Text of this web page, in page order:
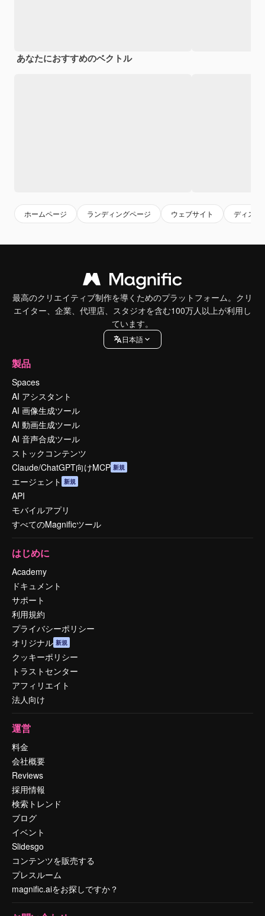
あなたにおすすめのベクトル
ホームページ ランディングページ ウェブサイト ディスカ
最高のクリエイティブ制作を導くためのプラットフォーム。クリ
エイター、企業、代理店、スタジオを含む100万人以上が利用し
ています。
日本語
製品
Spaces
AI アシスタント
AI 画像生成ツール
AI 動画生成ツール
AI 音声合成ツール
ストックコンテンツ
Claude/ChatGPT向けMCP 新規
エージェント 新規
API
モバイルアプリ
すべてのMagnificツール
はじめに
Academy
ドキュメント
サポート
利用規約
プライバシーポリシー
オリジナル 新規
クッキーポリシー
トラストセンター
アフィリエイト
法人向け
運営
料金
会社概要
Reviews
採用情報
検索トレンド
ブログ
イベント
Slidesgo
コンテンツを販売する
プレスルーム
magnific.aiをお探しですか？